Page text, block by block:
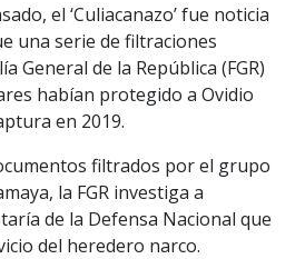
el ‘Culiacanazo’ fue noticia
una serie de filtraciones
General de la República (FGR)
habían protegido a Ovidio
en 2019.
filtrados por el grupo
la FGR investiga a
de la Defensa Nacional que
del heredero narco.